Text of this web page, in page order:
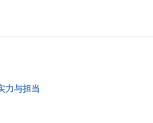
力与担当